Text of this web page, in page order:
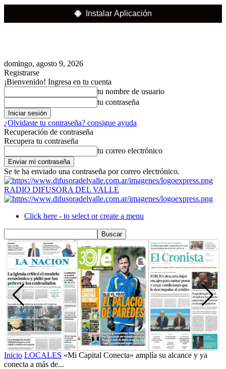
Instalar Aplicación
domingo, agosto 9, 2026
Registrarse
¡Bienvenido! Ingresa en tu cuenta
tu nombre de usuario
tu contraseña
¿Olvidaste tu contraseña? consigue ayuda
Recuperación de contraseña
Recupera tu contraseña
tu correo electrónico
Se te ha enviado una contraseña por correo electrónico.
RADIO DIFUSORA DEL VALLE
Click here - to select or create a menu
Inicio LOCALES «Mi Capital Conecta» amplía su alcance y ya
conecta a más de...